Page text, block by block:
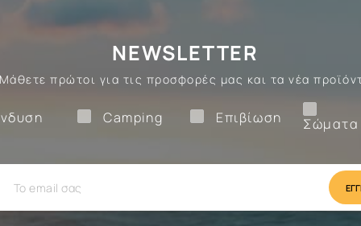
NEWSLETTER
Μάθετε πρώτοι για τις προσφορές μας και τα νέα
Επιβίωση
Επιβίωση
Camping
Camping
Ένδυση